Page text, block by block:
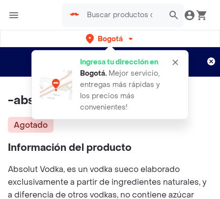
Bogotá
Ingresa tu dirección en
Bogotá. Mejor servicio,
entregas más rápidas y
los precios más
convenientes!
envíos gratis por semanas
Aplican TyC
-absolut 50ml
Agotado
Información del producto
Absolut Vodka, es un vodka sueco elaborado
exclusivamente a partir de ingredientes naturales, y
a diferencia de otros vodkas, no contiene azúcar